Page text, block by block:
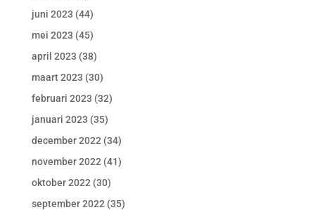
juni 2023 (44)
mei 2023 (45)
april 2023 (38)
maart 2023 (30)
februari 2023 (32)
januari 2023 (35)
december 2022 (34)
november 2022 (41)
oktober 2022 (30)
september 2022 (35)